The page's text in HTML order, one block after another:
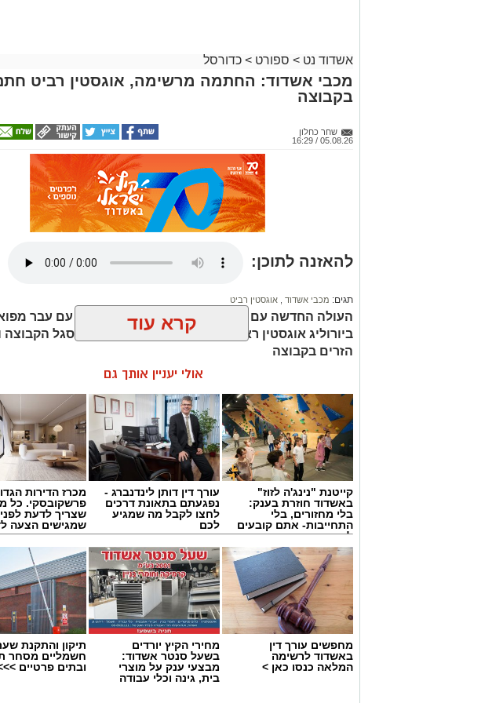
אשדוד נט > ספורט > כדורסל
מכבי אשדוד: החתמה מרשימה, אוגסטין רביט
בקבוצה
שחר כחלון
05.08.26 / 16:29
להאזנה לתוכן:
תגים: מכבי אשדוד אוגסטין רביט
העולה החדשה עם החתמה איכותית ביותר, הסנטר עם עבר
ביורוליג אוגסטין ראביט חתם בקבוצה ויהיה חלק מסגל הקבוצה
הזרים בקבוצה
קרא עוד
אולי יעניין אותך גם
קייטנת "נינג'ה לזוז"
באשדוד חוזרת בענק:
בלי מחזורים, בלי
התחייבות- אתם קובעים
לכמה ואיזה ימים
להירשם!
עורך דין דותן לינדנברג -
נפגעתם בתאונת דרכים
לחצו לקבל מה שמגיע
לכם
מכרז הדירות
פרשקובסקי. כל
שצריך לדעת לפני
שמגישים הצעה
באשדוד
מחפשים עורך דין
באשדוד לרשימה
המלאה כנסו כאן >
מחירי הקיץ יורדים
בשעל סנטר אשדוד:
מבצעי ענק על מוצרי
בית, גינה וכלי עבודה
תיקון והתקנת
חשמליים מסחר
ובתים פרטיים